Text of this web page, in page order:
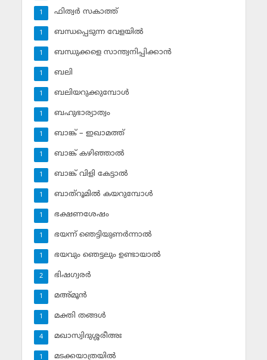
ഫിത്വര്‍ സകാത്ത്‌
1
ബന്ധപ്പെടുന്ന വേളയില്‍
1
ബന്ധുക്കളെ സാന്ത്വനിപ്പിക്കാന്‍
1
ബലി
1
ബലിയറുക്കുമ്പോള്‍
1
ബഹുഭാര്യാത്വം
1
ബാങ്ക് – ഇഖാമത്ത്
1
ബാങ്ക് കഴിഞ്ഞാല്‍
1
ബാങ്ക് വിളി കേട്ടാല്‍
1
ബാത്‌റൂമില്‍ കയറുമ്പോള്‍
1
ഭക്ഷണശേഷം
1
ഭയന്ന് ഞെട്ടിയുണര്‍ന്നാല്‍
1
ഭയവും ഞെട്ടലും ഉണ്ടായാല്‍
1
ഭിഷഗ്വരര്‍
2
മഅ്മൂന്‍
1
മക്തി തങ്ങള്‍
1
മഖാസ്വിദുശ്ശരീഅഃ
4
മടക്കയാത്രയില്‍
1